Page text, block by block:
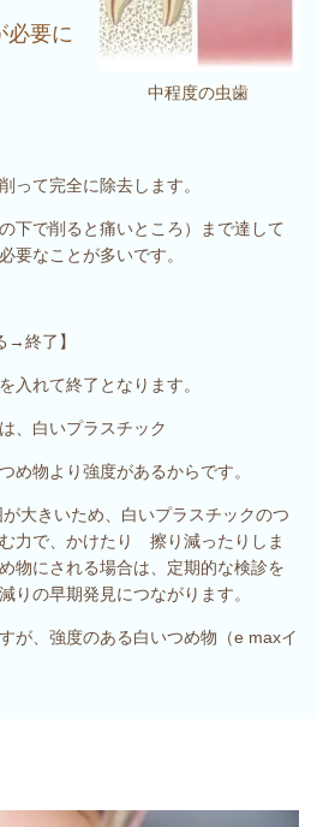
中程度の虫歯
要に
って完全に除去します。
下で削ると痛いところ）まで達して
要なことが多いです。
→終了】
入れて終了となります。
、白いプラスチック
め物より強度があるからです。
大きいため、 白いプラスチックのつ
力で、かけたり 擦り減ったりしま
物にされる場合は、 定期的な検診を
りの早期発見につながります。
が、強度のある白いつめ物（e maxイ